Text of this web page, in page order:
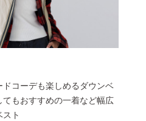
コーデも楽しめるダウンベ
もおすすめの一着など幅広
ト